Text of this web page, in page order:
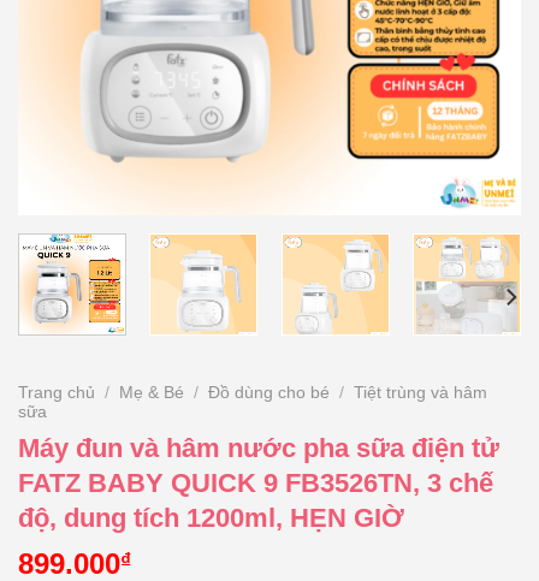
Trang chủ / Mẹ & Bé / Đồ dùng cho bé / Tiệt trùng và hâm
sữa
Máy đun và hâm nước pha sữa điện tử
FATZ BABY QUICK 9 FB3526TN, 3 chế
độ, dung tích 1200ml, HẸN GIỜ
899.000₫